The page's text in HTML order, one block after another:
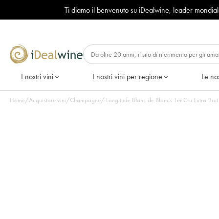
Ti diamo il benvenuto su iDealwine, leader
I nostri vini I nostri vini per regione Le
Home/Acquistare vini/Champagne/